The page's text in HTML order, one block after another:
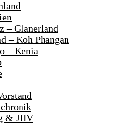
Phangan
Kenia
JHV